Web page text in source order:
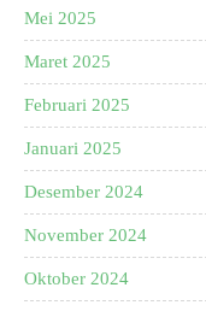
Mei 2025
Maret 2025
Februari 2025
Januari 2025
Desember 2024
November 2024
Oktober 2024